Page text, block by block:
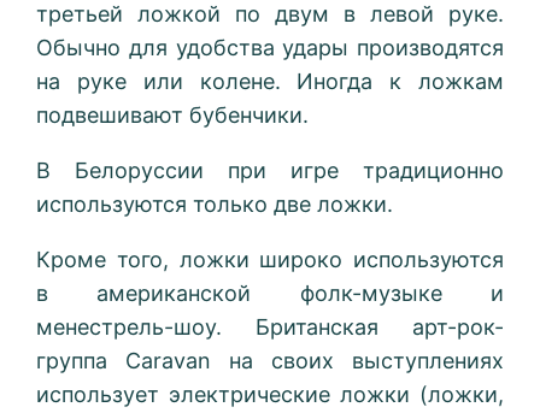
третьей ложкой по двум в левой руке.
Обычно для удобства удары производятся
на руке или колене. Иногда к ложкам
подвешивают бубенчики.
В Белоруссии при игре традиционно
используются только две ложки.
Кроме того, ложки широко используются
в американской фолк-музыке и
менестрель-шоу. Британская арт-рок-
группа Caravan на своих выступлениях
использует электрические ложки (ложки,